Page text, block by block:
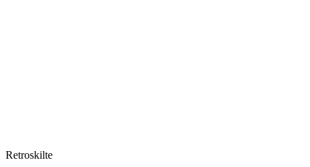
Retroskilte